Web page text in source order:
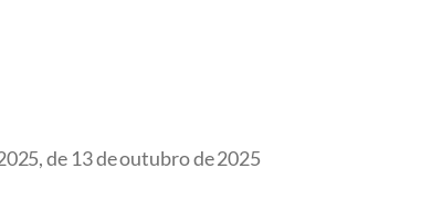
de 13 de outubro de 2025